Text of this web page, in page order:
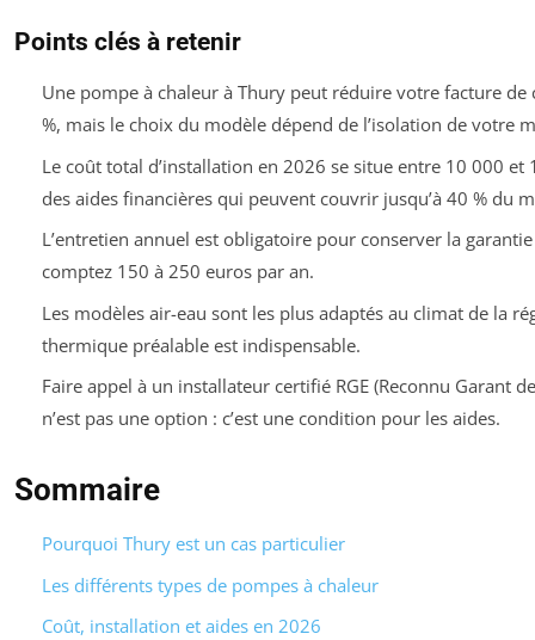
Points clés à retenir
Une pompe à chaleur à Thury peut réduire votre facture de
%, mais le choix du modèle dépend de l’isolation de votre
Le coût total d’installation en 2026 se situe entre 10 000 et
des aides financières qui peuvent couvrir jusqu’à 40 % du
L’entretien annuel est obligatoire pour conserver la
comptez 150 à 250 euros par an.
Les modèles air-eau sont les plus adaptés au climat de la
thermique préalable est indispensable.
Faire appel à un installateur certifié RGE (Reconnu Garant
n’est pas une option : c’est une condition pour les aides.
Sommaire
Pourquoi Thury est un cas particulier
Les différents types de pompes à chaleur
Coût, installation et aides en 2026